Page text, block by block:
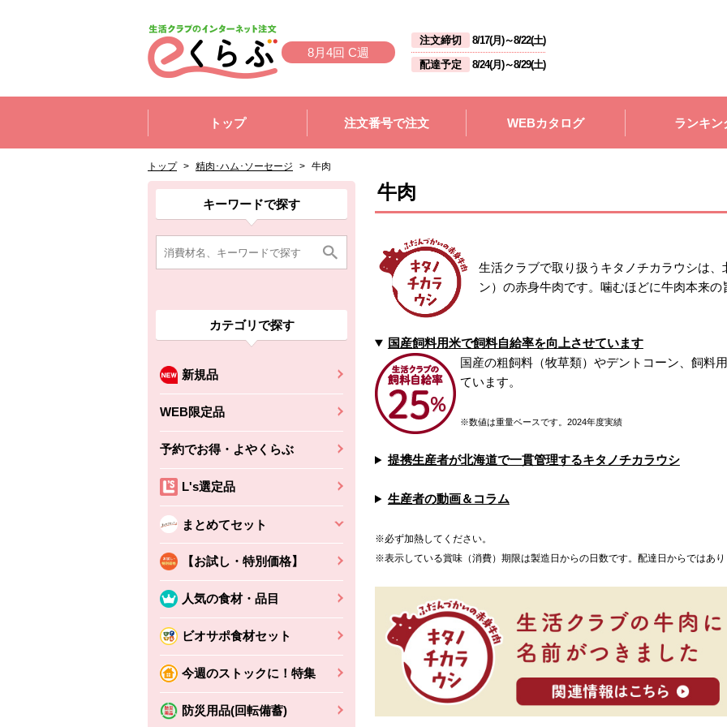
8月4回 C週
注文締切 8/17(月)～8/22(土)
配達予定
8/24(月)～8/29(土)
トップ
注文番号で注文 WEBカタログ ランキン
トップ > 精肉･ハム･ソーセージ > 牛肉
ここから消費材検索メニューです。
キーワードで探す
カテゴリで探す
新規品
WEB限定品
予約でお得・よやくらぶ
L's選定品
まとめてセット
【お試し・特別価格】
人気の食材・品目
ビオサポ食材セット
今週のストックに！特集
防災用品(回転備蓄)
消費材検索メニューここまで。
ここから本文です。
ここから組合員向けメニューです。
組合員向けメニューここまで。
ここから本文です。 牛肉
生活クラブで取り扱うキタノチカラウシは
ン）の赤身牛肉です。噛むほどに牛肉本来
国産飼料用米で飼料自給率を向上させています
国産の粗飼料（牧草類）やデントコーン、飼料
ています。
※数値は重量ベースです。2024年度実績
提携生産者が北海道で一貫管理するキタノチカラウシ
生産者の動画＆コラム
※必ず加熱してください。
※表示している賞味（消費）期限は製造日からの日数です。配達日からではあ